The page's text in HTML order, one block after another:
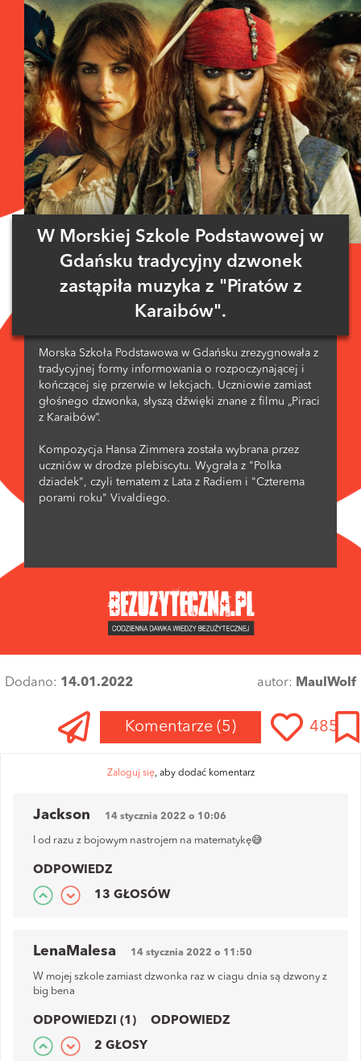
W Morskiej Szkole Podstawowej w
Gdańsku tradycyjny dzwonek
zastąpiła muzyka z "Piratów z
Karaibów".
Morska Szkoła Podstawowa w Gdańsku zrezygnowała z
tradycyjnej formy informowania o rozpoczynającej i
kończącej się przerwie w lekcjach. Uczniowie zamiast
głośnego dzwonka, słyszą dźwięki znane z filmu „Piraci
z Karaibów”.
Kompozycja Hansa Zimmera została wybrana przez
uczniów w drodze plebiscytu. Wygrała z "Polka
dziadek", czyli tematem z Lata z Radiem i "Czterema
porami roku" Vivaldiego.
Dodano: 14.01.2022 autor: MaulWolf
Komentarze (5) 485
Zaloguj się, aby dodać komentarz
Jackson 14 stycznia 2022 o 10:06
I od razu z bojowym nastrojem na matematykę😅
ODPOWIEDZ
13 GŁOSÓW
LenaMalesa 14 stycznia 2022 o 11:50
W mojej szkole zamiast dzwonka raz w ciagu dnia są dzwony z
big bena
ODPOWIEDZI (1) ODPOWIEDZ
2 GŁOSY